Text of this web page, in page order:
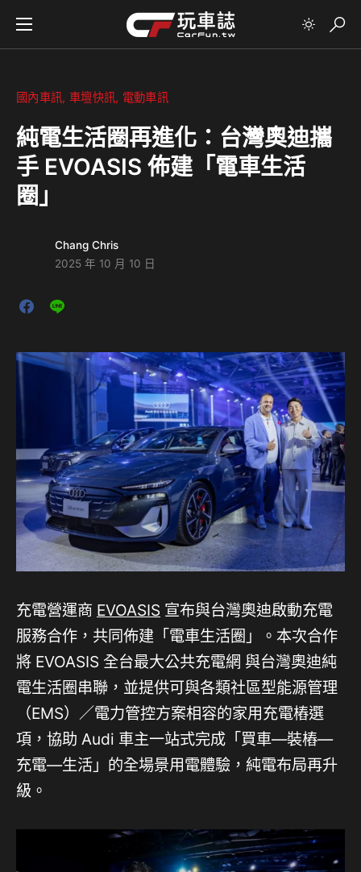
國內車訊 車壇快訊 電動車訊
純電生活圈再進化：台灣奧迪攜
手 EVOASIS 佈建「電車生活
圈」
Chang Chris
2025 年 10 月 10 日
充電營運商 EVOASIS 宣布與台灣奧迪啟動充電
服務合作，共同佈建「電車生活圈」。本次合作
將 EVOASIS 全台最大公共充電網 與台灣奧迪純
電生活圈串聯，並提供可與各類社區型能源管理
（EMS）／電力管控方案相容的家用充電樁選
項，協助 Audi 車主一站式完成「買車—裝樁—
充電—生活」的全場景用電體驗，純電布局再升
級。